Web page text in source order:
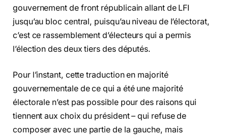
gouvernement de front républicain allant de LFI
jusqu’au bloc central, puisqu’au niveau de l’électorat,
c’est ce rassemblement d’électeurs qui a permis
l’élection des deux tiers des députés.
Pour l’instant, cette traduction en majorité
gouvernementale de ce qui a été une majorité
électorale n’est pas possible pour des raisons qui
tiennent aux choix du président – qui refuse de
composer avec une partie de la gauche, mais